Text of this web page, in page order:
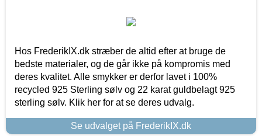
Hos FrederikIX.dk stræber de altid efter at bruge de
bedste materialer, og de går ikke på kompromis med
deres kvalitet. Alle smykker er derfor lavet i 100%
recycled 925 Sterling sølv og 22 karat guldbelagt 925
sterling sølv. Klik her for at se deres udvalg.
Se udvalget på FrederikIX.dk